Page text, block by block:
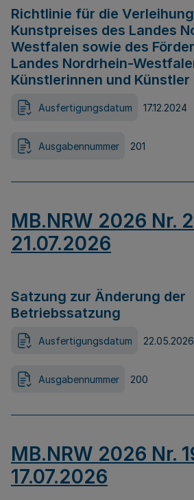
Richtlinie für die
Kunstpreises des Landes
Westfalen sowie des
Landes Nordrhein-
Künstlerinnen und Künstler
Ausfertigungsdatum 17.12.2024
Ausgabennummer 201
MB.NRW 2026 Nr.
21.07.2026
Satzung zur Änderung der
Betriebssatzung
Ausfertigungsdatum 22.05.2026
Ausgabennummer 200
MB.NRW 2026 Nr.
17.07.2026